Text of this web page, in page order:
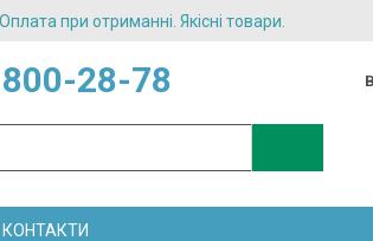
при отриманні. Якісні товари.
28-78
КОНТАКТИ